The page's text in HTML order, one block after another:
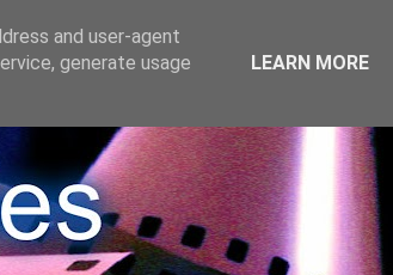
and user-agent
generate usage
LEARN MORE